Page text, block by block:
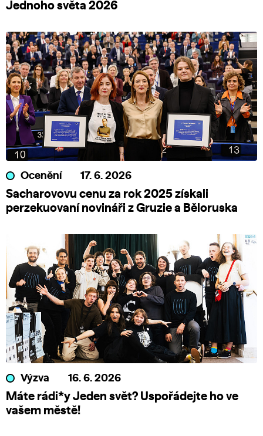
Jednoho světa 2026
Ocenění 17. 6. 2026
Sacharovovu cenu za rok 2025 získali
perzekuovaní novináři z Gruzie a Běloruska
Výzva 16. 6. 2026
Máte rádi*y Jeden svět? Uspořádejte ho ve
vašem městě!